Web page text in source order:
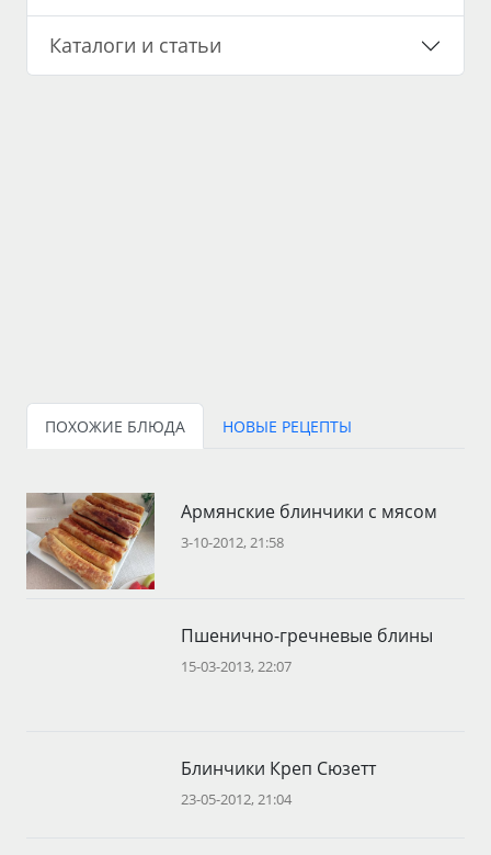
Каталоги и статьи
ПОХОЖИЕ БЛЮДА НОВЫЕ РЕЦЕПТЫ
Армянские блинчики с мясом
3-10-2012, 21:58
Пшенично-гречневые блины
15-03-2013, 22:07
Блинчики Креп Сюзетт
23-05-2012, 21:04